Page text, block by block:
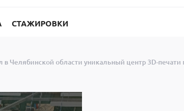
СТАЖИРОВКИ
Челябинской области уникальный центр 3D-печати